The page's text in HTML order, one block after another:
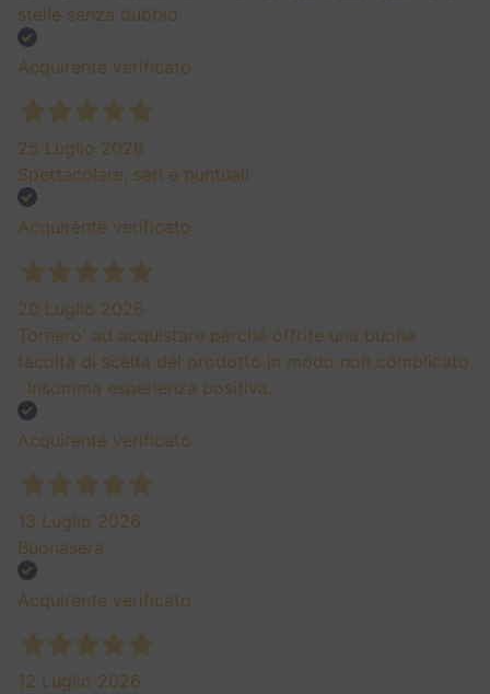
stelle senza dubbio
Acquirente verificato
25 Luglio 2026
Spettacolare, seri e puntuali
Acquirente verificato
20 Luglio 2026
Tornero' ad acquistare perché offrite una buona
facoltà di scelta del prodotto in modo non complicato
. Insomma esperienza positiva.
Acquirente verificato
13 Luglio 2026
Buonasera
Acquirente verificato
12 Luglio 2026